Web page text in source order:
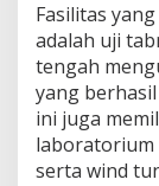
Fasilitas
adalah uji
tengah
yang
ini juga
laboratorium
serta wind